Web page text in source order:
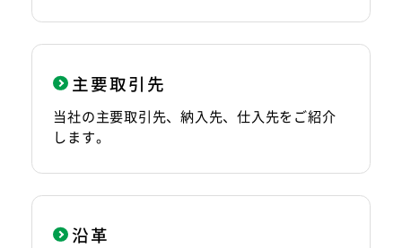
主要取引先
当社の主要取引先、納入先、仕入先をご紹介
します。
沿革